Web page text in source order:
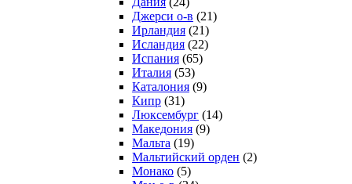
Джерси о-в (21)
Ирландия (21)
Исландия (22)
Испания (65)
Италия (53)
Каталония (9)
Кипр (31)
Люксембург (14)
Македония (9)
Мальта (19)
Мальтийский орден (2)
Монако (5)